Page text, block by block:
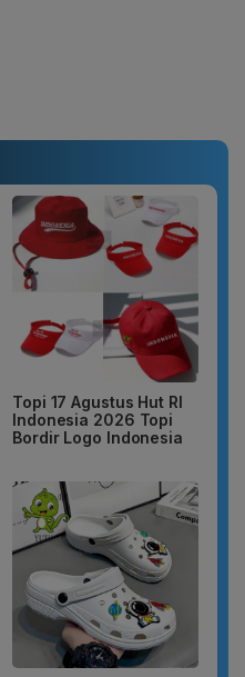
Topi 17 Agustus Hut RI
Indonesia 2026 Topi
Bordir Logo Indonesia